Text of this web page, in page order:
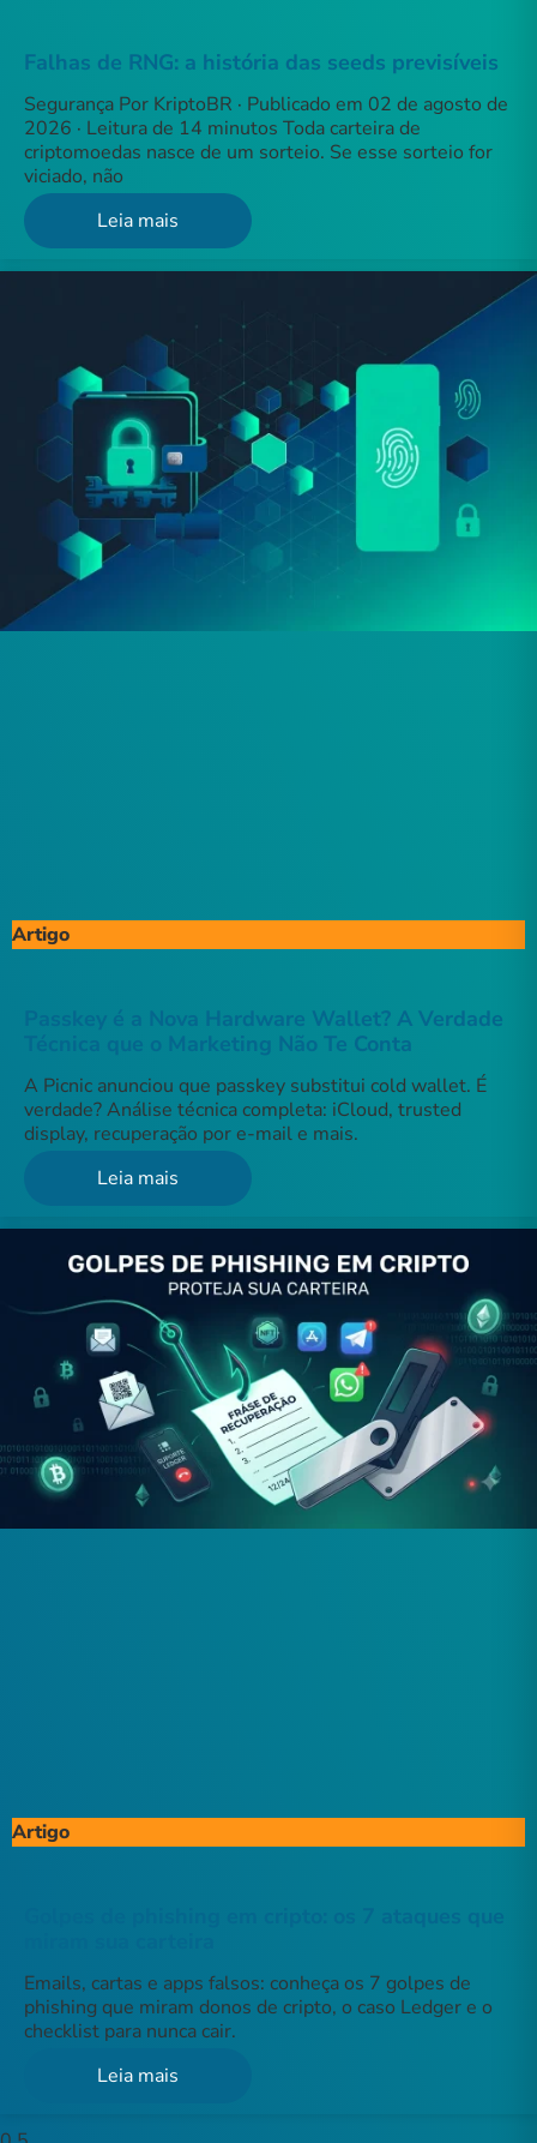
Falhas de RNG: a história das seeds previsíveis
Segurança Por KriptoBR · Publicado em 02 de agosto de
2026 · Leitura de 14 minutos Toda carteira de
criptomoedas nasce de um sorteio. Se esse sorteio for
viciado, não
Leia mais
Artigo
Passkey é a Nova Hardware Wallet? A Verdade
Técnica que o Marketing Não Te Conta
A Picnic anunciou que passkey substitui cold wallet. É
verdade? Análise técnica completa: iCloud, trusted
display, recuperação por e-mail e mais.
Leia mais
Artigo
Emails, cartas e apps falsos: conheça os 7 golpes de
phishing que miram donos de cripto, o caso Ledger e o
checklist para nunca cair.
Leia mais